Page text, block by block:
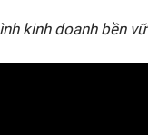
kinh doanh bền